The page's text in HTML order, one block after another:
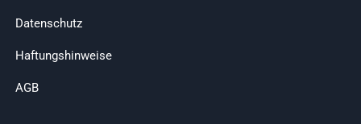
Datenschutz
Haftungshinweise
AGB